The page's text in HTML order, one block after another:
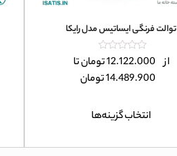
توالت فرنگی ایساتیس مدل رایکا
امتیاز
0
از
از 12.122.000تومانتا
14.489.900تومان
انتخاب گزینه‌ها